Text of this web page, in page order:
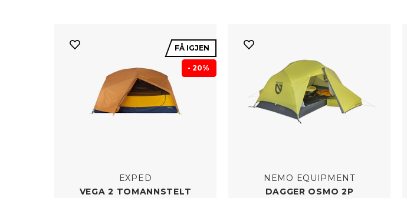
FÅ IGJEN
- 20%
EXPED
VEGA 2 TOMANNSTELT
NEMO EQUIPMENT
DAGGER OSMO 2P